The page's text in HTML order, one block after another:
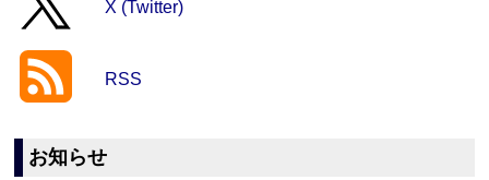
X (Twitter)
RSS
お知らせ